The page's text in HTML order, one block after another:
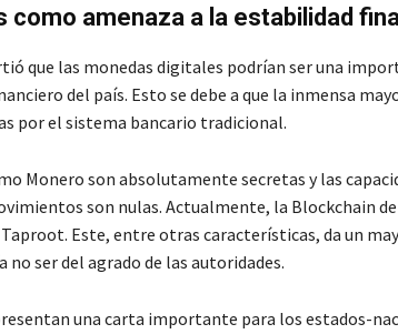
como amenaza a la estabilidad
que las monedas digitales podrían ser una
del país. Esto se debe a que la inmensa
por el sistema bancario tradicional.
Monero son absolutamente secretas y las
son nulas. Actualmente, la Blockchain
Este, entre otras características, da un
no ser del agrado de las autoridades.
una carta importante para los estados-